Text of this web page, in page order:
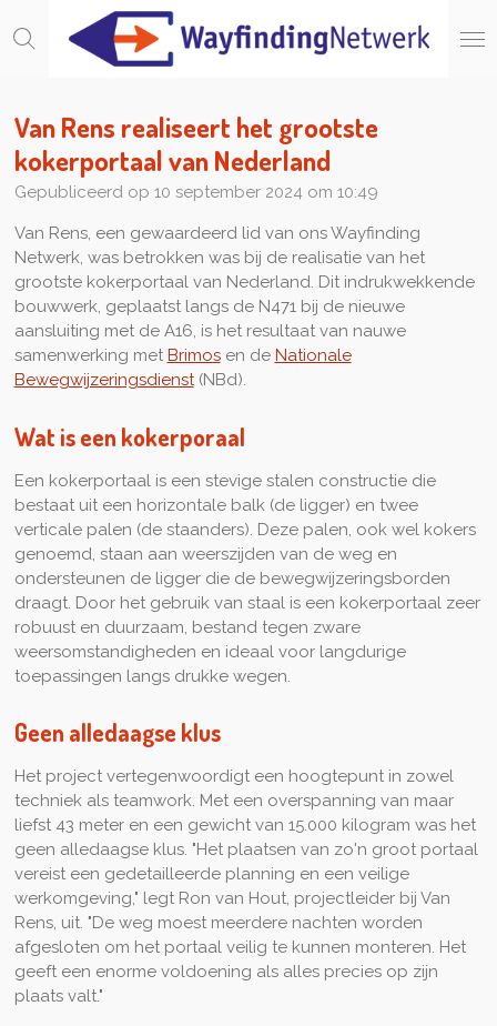
direct
hoofdinhoud
Van Rens realiseert het grootste
kokerportaal van Nederland
Gepubliceerd op 10 september 2024 om 10:49
Van Rens, een gewaardeerd lid van ons Wayfinding
Netwerk, was betrokken was bij de realisatie van het
grootste kokerportaal van Nederland. Dit indrukwekkende
bouwwerk, geplaatst langs de N471 bij de nieuwe
aansluiting met de A16, is het resultaat van nauwe
samenwerking met Brimosen de Nationale
Bewegwijzeringsdienst(NBd).
Wat is een kokerporaal
Een kokerportaal is een stevige stalen constructie die
bestaat uit een horizontale balk (de ligger) en twee
verticale palen (de staanders). Deze palen, ook wel kokers
genoemd, staan aan weerszijden van de weg en
ondersteunen de ligger die de bewegwijzeringsborden
draagt. Door het gebruik van staal is een kokerportaal zeer
robuust en duurzaam, bestand tegen zware
weersomstandigheden en ideaal voor langdurige
toepassingen langs drukke wegen.
Geen alledaagse klus
Het project vertegenwoordigt een hoogtepunt in zowel
techniek als teamwork. Met een overspanning van maar
liefst 43 meter en een gewicht van 15.000 kilogram was het
geen alledaagse klus. "Het plaatsen van zo'n groot portaal
vereist een gedetailleerde planning en een veilige
werkomgeving," legt Ron van Hout, projectleider bij Van
Rens, uit. "De weg moest meerdere nachten worden
afgesloten om het portaal veilig te kunnen monteren. Het
geeft een enorme voldoening als alles precies op zijn
plaats valt."